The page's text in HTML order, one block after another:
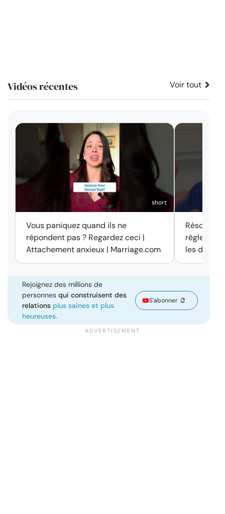
Vidéos récentes Voir tout
short
Vous paniquez quand ils ne
répondent pas ? Regardez ceci |
Attachement anxieux | Marriage.com
règle des
les
Rejoignez des millions de
personnesqui construisent des
relations plus saines et plus
heureuses.
S'abonner